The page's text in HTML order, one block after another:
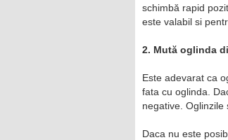
schimbă rapid
este valabil si
2. Mută oglinda
Este adevarat ca
fata cu oglinda.
negative. Oglinzile
Daca nu este